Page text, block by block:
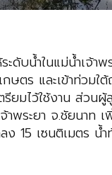
ดับน้ำในแม่น้ำเจ้า
ษตร และเข้าท่วม
มไว้ใช้งาน ส่วนผู้
พระยา จ.ชัยนาท
15 เซนติเมตร น้